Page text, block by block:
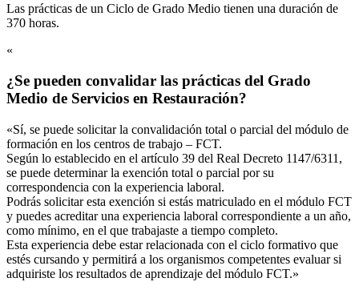
Las prácticas de un Ciclo de Grado Medio tienen una duración de
370 horas.
«
¿Se pueden convalidar las prácticas del Grado
Medio de Servicios en Restauración?
«Sí, se puede solicitar la convalidación total o parcial del módulo de
formación en los centros de trabajo – FCT.
Según lo establecido en el artículo 39 del Real Decreto 1147/6311,
se puede determinar la exención total o parcial por su
correspondencia con la experiencia laboral.
Podrás solicitar esta exención si estás matriculado en el módulo FCT
y puedes acreditar una experiencia laboral correspondiente a un año,
como mínimo, en el que trabajaste a tiempo completo.
Esta experiencia debe estar relacionada con el ciclo formativo que
estés cursando y permitirá a los organismos competentes evaluar si
adquiriste los resultados de aprendizaje del módulo FCT.»